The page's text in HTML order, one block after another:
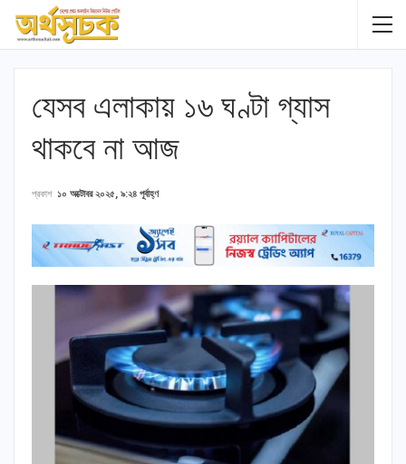
যেসব এলাকায় ১৬ ঘণ্টা গ্যাস
থাকবে না আজ
প্রকাশ ১০ অক্টোবর ২০২৫, ৯:২৪ পূর্বাহ্ণ